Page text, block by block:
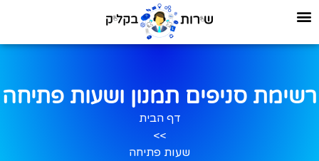
רשימת סניפים תמנון ושעות פתיחה
דף הבית
>>
שעות פתיחה